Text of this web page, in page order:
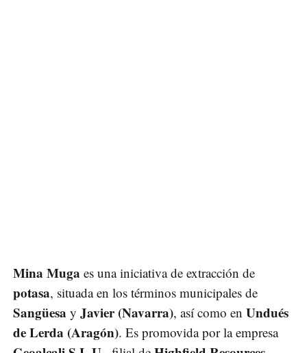
Mina Muga es una iniciativa de extracción de
potasa, situada en los términos municipales de
Sangüesa y Javier (Navarra), así como en Undués
de Lerda (Aragón). Es promovida por la empresa